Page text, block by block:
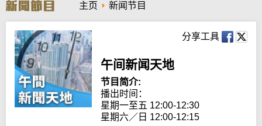
r
c
h
主页 新闻节目
分享工具
午间新闻天地
节目简介:
播出时间：
星期一至五 12:00-12:30
星期六／日 12:00-12:15